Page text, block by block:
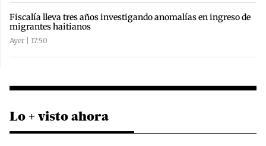
Fiscalía lleva tres años investigando anomalías en ingreso de
migrantes haitianos
Ayer | 17:50
Lo + visto ahora